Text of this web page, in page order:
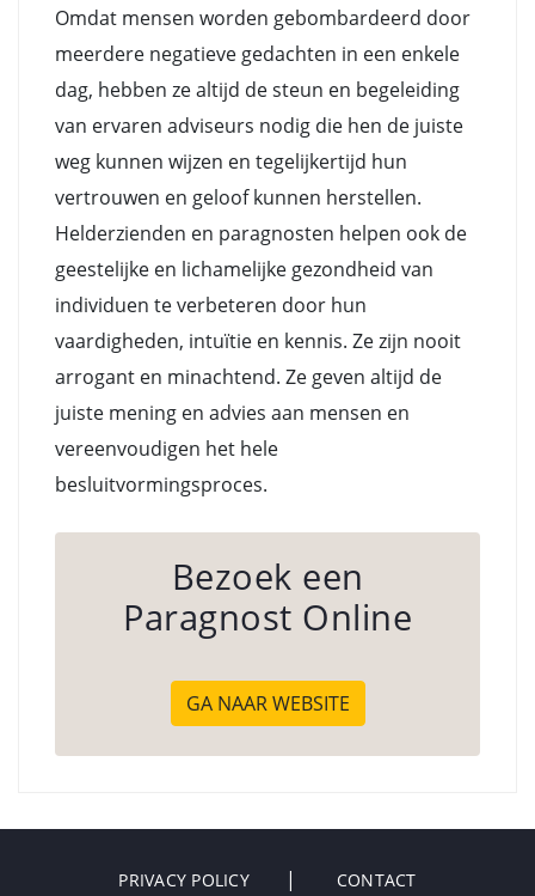
Omdat mensen worden gebombardeerd door
meerdere negatieve gedachten in een enkele
dag, hebben ze altijd de steun en begeleiding
van ervaren adviseurs nodig die hen de juiste
weg kunnen wijzen en tegelijkertijd hun
vertrouwen en geloof kunnen herstellen.
Helderzienden en paragnosten helpen ook de
geestelijke en lichamelijke gezondheid van
individuen te verbeteren door hun
vaardigheden, intuïtie en kennis. Ze zijn nooit
arrogant en minachtend. Ze geven altijd de
juiste mening en advies aan mensen en
vereenvoudigen het hele
besluitvormingsproces.
Bezoek een
Paragnost Online
GA NAAR WEBSITE
PRIVACY POLICY CONTACT